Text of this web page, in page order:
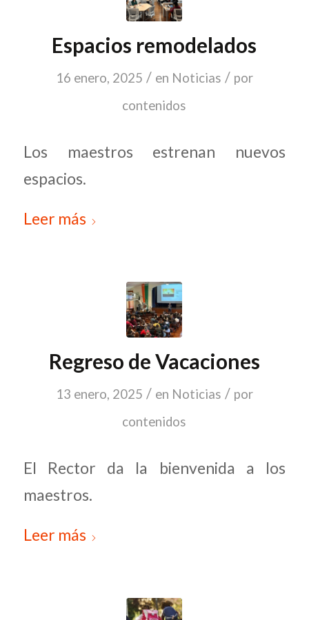
Espacios remodelados
16 enero, 2025 / en Noticias / por
contenidos
Los maestros estrenan nuevos
espacios.
Leer más
Regreso de Vacaciones
13 enero, 2025 / en Noticias / por
contenidos
El Rector da la bienvenida a los
maestros.
Leer más